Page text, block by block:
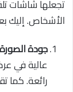
تجعلها شاشات
الأشخاص. إليك
جودة الصورة
عالية في